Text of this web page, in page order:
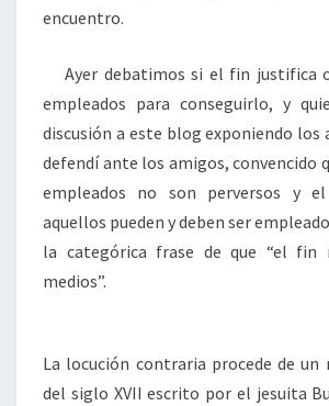
encuentro.
Ayer debatimos si el fin justifica
empleados para conseguirlo, y
discusión a este blog exponiendo los
defendí ante los amigos, convencido
empleados no son perversos y
aquellos pueden y deben ser
la categórica frase de que “el fin
medios”.
La locución contraria procede de un
del siglo XVII escrito por el jesuita